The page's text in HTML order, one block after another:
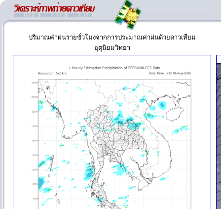
ปริมาณค่าฝนรายชั่วโมงจากการประมาณค่าฝนด้วยดาวเทียม
อุตุนิยมวิทยา